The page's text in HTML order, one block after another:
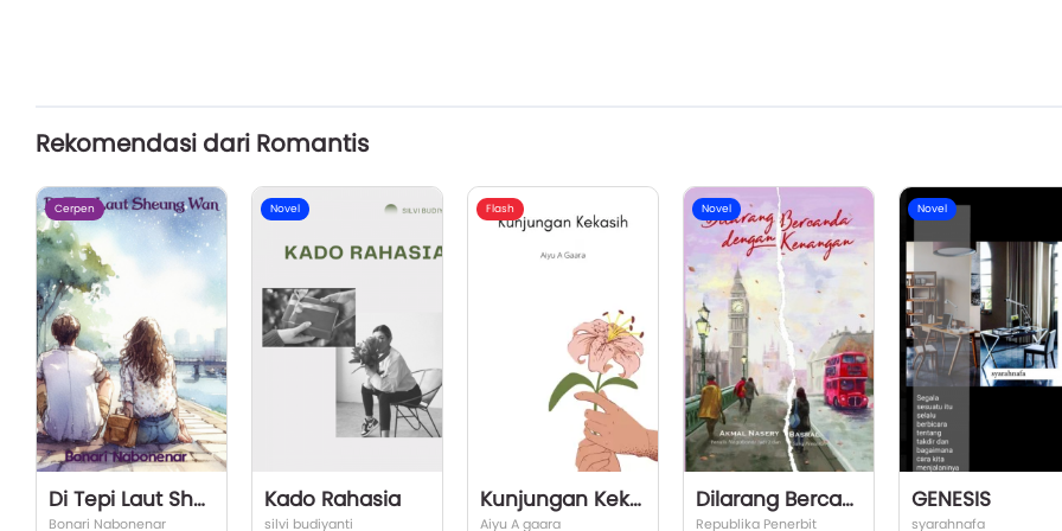
Rekomendasi dari Romantis
Cerpen
Di Tepi Laut Sheung Wan
Bonari Nabonenar
Novel
Kado Rahasia
silvi budiyanti
Flash
Kunjungan Kekasih
Aiyu A gaara
Novel
Dilarang Bercanda dengan Kenangan
Republika Penerbit
Novel
GENESIS
syarahnafa